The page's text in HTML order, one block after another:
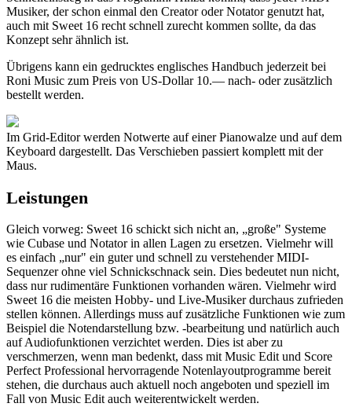
Musiker, der schon einmal den Creator oder Notator genutzt hat,
auch mit Sweet 16 recht schnell zurecht kommen sollte, da das
Konzept sehr ähnlich ist.
Übrigens kann ein gedrucktes englisches Handbuch jederzeit bei
Roni Music zum Preis von US-Dollar 10.— nach- oder zusätzlich
bestellt werden.
Im Grid-Editor werden Notwerte auf einer Pianowalze und auf dem
Keyboard dargestellt. Das Verschieben passiert komplett mit der
Maus.
Leistungen
Gleich vorweg: Sweet 16 schickt sich nicht an, „große" Systeme
wie Cubase und Notator in allen Lagen zu ersetzen. Vielmehr will
es einfach „nur" ein guter und schnell zu verstehender MIDI-
Sequenzer ohne viel Schnickschnack sein. Dies bedeutet nun nicht,
dass nur rudimentäre Funktionen vorhanden wären. Vielmehr wird
Sweet 16 die meisten Hobby- und Live-Musiker durchaus zufrieden
stellen können. Allerdings muss auf zusätzliche Funktionen wie zum
Beispiel die Notendarstellung bzw. -bearbeitung und natürlich auch
auf Audiofunktionen verzichtet werden. Dies ist aber zu
verschmerzen, wenn man bedenkt, dass mit Music Edit und Score
Perfect Professional hervorragende Notenlayoutprogramme bereit
stehen, die durchaus auch aktuell noch angeboten und speziell im
Fall von Music Edit auch weiterentwickelt werden.